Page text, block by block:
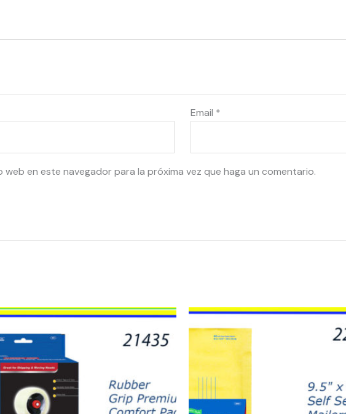
Email *
en este navegador para la próxima vez que haga un comentario.
22732
-
SOBRES
BURBUJA
9.5"X
13.5"